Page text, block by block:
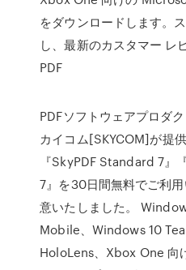
をダウンロードします。
し、最新のカスタマー
PDF
PDFソフトウェアプロダ
カイコム[SKYCOM]が提
『SkyPDF Standard 7』
7』を30日間無料でご利
意いたしました。
Mobile、Windows 10
HoloLens、Xbox One